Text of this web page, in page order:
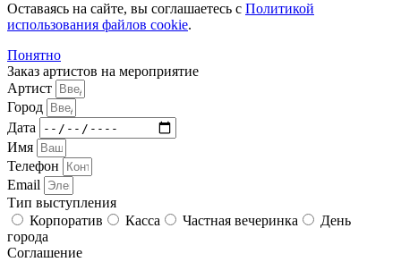
Оставаясь на сайте, вы соглашаетесь c Политикой
использования файлов cookie.
Понятно
Заказ артистов на мероприятие
Артист
Город
Дата
Имя
Телефон
Email
Тип выступления
Корпоратив
Касса Частная вечеринка
День
города
Соглашение